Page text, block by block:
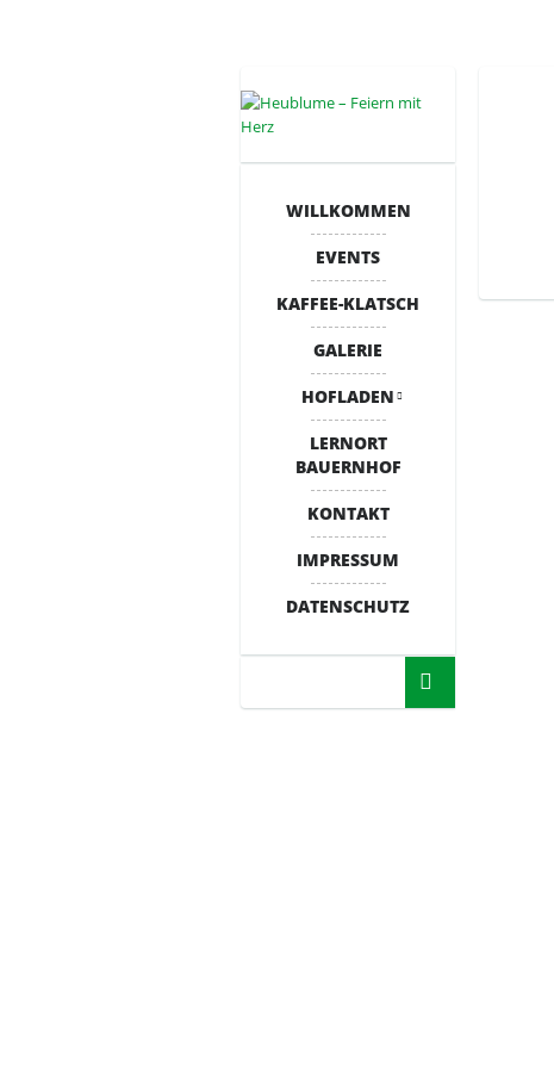
WILLKOMMEN
EVENTS
KAFFEE-KLATSCH
GALERIE
HOFLADEN
LERNORT
BAUERNHOF
KONTAKT
IMPRESSUM
DATENSCHUTZ